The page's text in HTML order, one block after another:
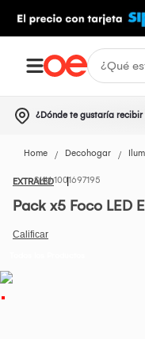
¿Dónde te gustaría
Home Decohogar
EXTRALED1001697195
Pack x5 Foco LED